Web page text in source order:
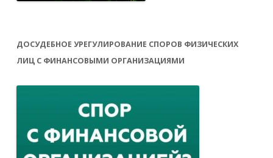
ДОСУДЕБНОЕ УРЕГУЛИРОВАНИЕ СПОРОВ ФИЗИЧЕСКИХ
ЛИЦ С ФИНАНСОВЫМИ ОРГАНИЗАЦИЯМИ